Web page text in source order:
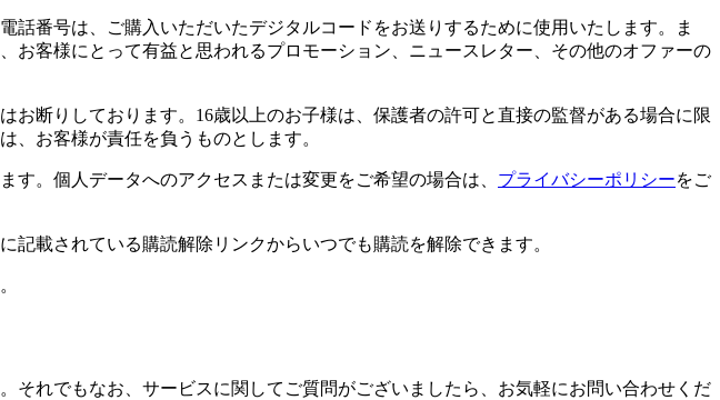
番号は、ご購入いただいたデジタルコードをお送りするために使用いたします。ま
客様にとって有益と思われるプロモーション、ニュースレター、その他のオファーの
断りしております。16歳以上のお子様は、保護者の許可と直接の監督がある場合に限
、お客様が責任を負うものとします。
。個人データへのアクセスまたは変更をご希望の場合は、 プライバシーポリシーをご
載されている購読解除リンクからいつでも購読を解除できます。
れでもなお、サービスに関してご質問がございましたら、お気軽にお問い合わせくだ